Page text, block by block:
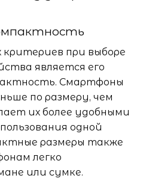
при выборе
является его
Смартфоны
по размеру, чем
их более удобными
одной
размеры также
легко
или сумке.